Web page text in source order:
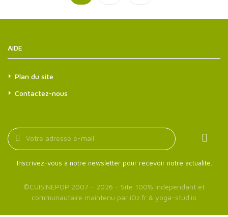
AIDE
Plan du site
Contactez-nous
Inscrivez-vous à notre newsletter pour recevoir notre actualité.
©CUISINEPOP 2007 - 2026 - Site 100% indépendant et
communautaire maintenu par iOz.fr & yoga-stud.io